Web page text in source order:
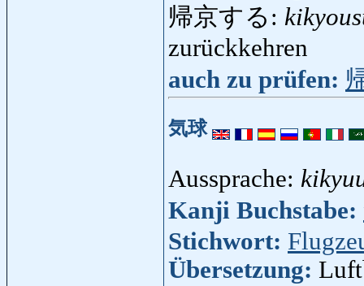
帰京する:
zurückkehren
auch zu prüfen:
気球
Aussprache:
Kanji Buchstabe:
Stichwort:
Übersetzung: